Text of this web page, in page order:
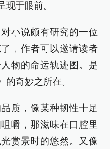
现于眼前。
小说颇有研究的一位
，作者可以邀请读者
物的命运轨迹图。是
的奇妙之所在。
质，像某种韧性十足
嚼，那滋味在口腔里
赏景时的悠然。又像